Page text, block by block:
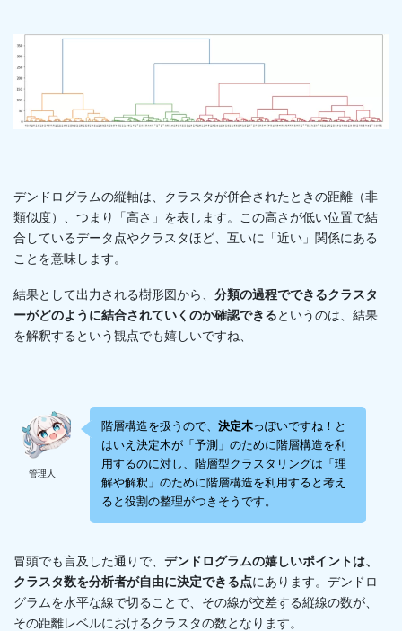
デンドログラムの縦軸は、クラスタが併合されたときの距離（非
類似度）、つまり「高さ」を表します。この高さが低い位置で結
合しているデータ点やクラスタほど、互いに「近い」関係にある
ことを意味します。
結果として出力される樹形図から、 分類の過程でできるクラスタ
ーがどのように結合されていくのか確認できるというのは、結果
を解釈するという観点でも嬉しいですね、
管理人
階層構造を扱うので、 決定木っぽいですね！と
はいえ決定木が「予測」のために階層構造を利
用するのに対し、階層型クラスタリングは「理
解や解釈」のために階層構造を利用すると考え
ると役割の整理がつきそうです。
冒頭でも言及した通りで、 デンドログラムの嬉しいポイントは、
クラスタ数を分析者が自由に決定できる点にあります。デンドロ
グラムを水平な線で切ることで、その線が交差する縦線の数が、
その距離レベルにおけるクラスタの数となります。